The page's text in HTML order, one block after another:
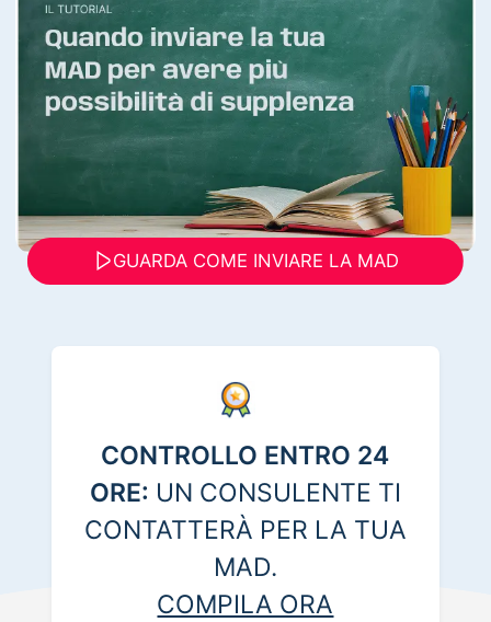
GUARDA COME INVIARE LA MAD
CONTROLLO ENTRO 24
ORE: UN CONSULENTE TI
CONTATTERÀ PER LA TUA
MAD.
COMPILA ORA